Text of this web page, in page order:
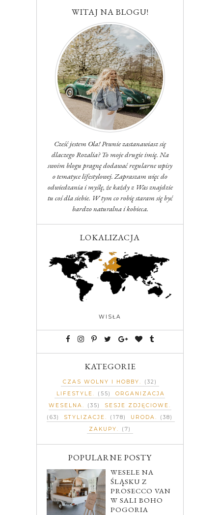
WITAJ NA BLOGU!
Cześć jestem Ola! Pewnie zastanawiasz się
dlaczego Rozalia? To moje drugie imię. Na
swoim blogu pragnę dodawać regularne wpisy
o tematyce lifestylowej. Zapraszam więc do
odwiedzania i myślę, że każdy z Was znajdzie
tu coś dla siebie. W tym co robię staram się być
bardzo naturalna i kobieca.
LOKALIZACJA
WISŁA
KATEGORIE
CZAS WOLNY I HOBBY
(32)
LIFESTYLE
(55)
ORGANIZACJA
WESELNA
(35)
SESJE ZDJĘCIOWE
(63)
STYLIZACJE (178) URODA
(38)
ZAKUPY
(7)
POPULARNE POSTY
WESELE NA
ŚLĄSKU Z
PROSECCO VAN
W SALI BOHO
POGORIA